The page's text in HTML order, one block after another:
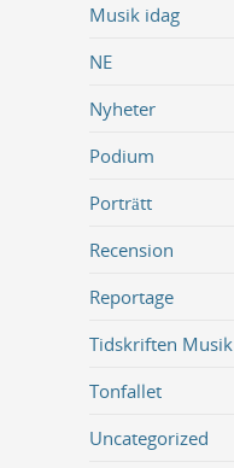
Musik idag
NE
Nyheter
Podium
Porträtt
Recension
Reportage
Tidskriften Musik
Tonfallet
Uncategorized